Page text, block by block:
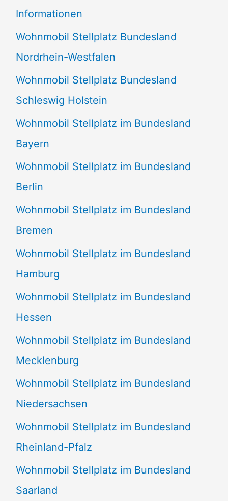
n
n
a
c
h
:
Informationen
Wohnmobil Stellplatz Bundesland
Nordrhein-Westfalen
Wohnmobil Stellplatz Bundesland
Schleswig Holstein
Wohnmobil Stellplatz im Bundesland
Bayern
Wohnmobil Stellplatz im Bundesland
Berlin
Wohnmobil Stellplatz im Bundesland
Bremen
Wohnmobil Stellplatz im Bundesland
Hamburg
Wohnmobil Stellplatz im Bundesland
Hessen
Wohnmobil Stellplatz im Bundesland
Mecklenburg
Wohnmobil Stellplatz im Bundesland
Niedersachsen
Wohnmobil Stellplatz im Bundesland
Rheinland-Pfalz
Wohnmobil Stellplatz im Bundesland
Saarland